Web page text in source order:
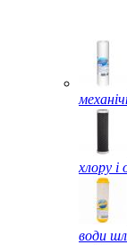
хлору і
води